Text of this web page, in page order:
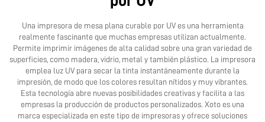
Servicio
Aplicación
Contáctanos
Una impresora de mesa plana curable por UV es una herramienta
realmente fascinante que muchas empresas utilizan actualmente.
Permite imprimir imágenes de alta calidad sobre una gran variedad de
superficies, como madera, vidrio, metal y también plástico. La impresora
emplea luz UV para secar la tinta instantáneamente durante la
impresión, de modo que los colores resultan nítidos y muy vibrantes.
Esta tecnología abre nuevas posibilidades creativas y facilita a las
empresas la producción de productos personalizados. Xoto es una
marca especializada en este tipo de impresoras y ofrece soluciones